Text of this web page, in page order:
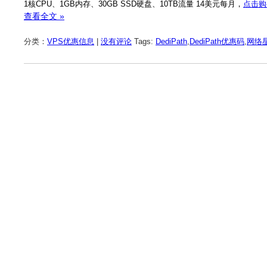
1核CPU、1GB内存、30GB SSD硬盘、10TB流量 14美元每月， 点击
查看全文 »
分类： VPS优惠信息 没有评论 Tags: DediPath, DediPath优惠码, 网络